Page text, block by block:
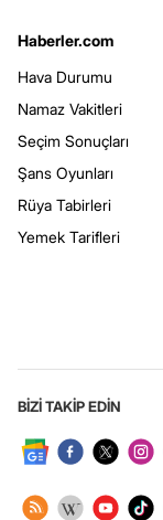
Haberler.com
Hava Durumu
Namaz Vakitleri
Seçim Sonuçları
Şans Oyunları
Rüya Tabirleri
Yemek Tarifleri
BİZİ TAKİP EDİN